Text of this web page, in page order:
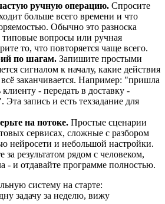
ручную операцию. Спросите
больше всего времени и что
Обычно это разноска
типовые вопросы или ручная
то, что повторяется чаще всего.
по шагам. Запишите простыми
сигналом к началу, какие действия
заканчивается. Например: "пришла
- передать в доставку -
Эта запись и есть техзадание для
на потоке. Простые сценарии
сервисах, сложные с разбором
нейросети и небольшой настройки.
результатом рядом с человеком,
- и отдавайте программе полностью.
систему на старте:
задачу за неделю, вижу